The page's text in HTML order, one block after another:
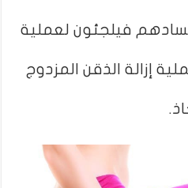
فيلجئون لعملية
إزالة الذقن المزدوج